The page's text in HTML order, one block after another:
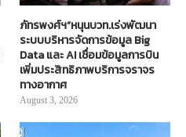
ภัทรพงศ์ฯ”หนุนบวท.เร่งพัฒนา
ระบบบริหารจัดการข้อมูล Big
Data และ AI เชื่อมข้อมูลการบิน
เพิ่มประสิทธิภาพบริการจราจร
ทางอากาศ
August 3, 2026